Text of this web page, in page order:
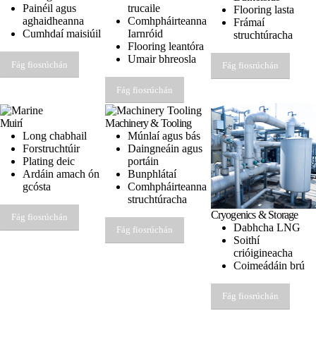
Painéil agus
aghaidheanna
Cumhdaí maisiúil
Fág fiosrúchán
trucaile
Comhpháirteanna
Iarnróid
Flooring leantóra
Umair bhreosla
Fág fiosrúchán
Flooring lasta
Frámaí
struchtúracha
Fág fiosrúchán
Muirí
Long chabhail
Forstruchtúir
Plating deic
Ardáin amach ón
gcósta
Fág fiosrúchán
Machinery & Tooling
Múnlaí agus bás
Daingneáin agus
portáin
Bunphlátaí
Comhpháirteanna
struchtúracha
Fág fiosrúchán
Cryogenics & Storage
Dabhcha LNG
Soithí
crióigineacha
Coimeádáin brú
Fág fiosrúchán